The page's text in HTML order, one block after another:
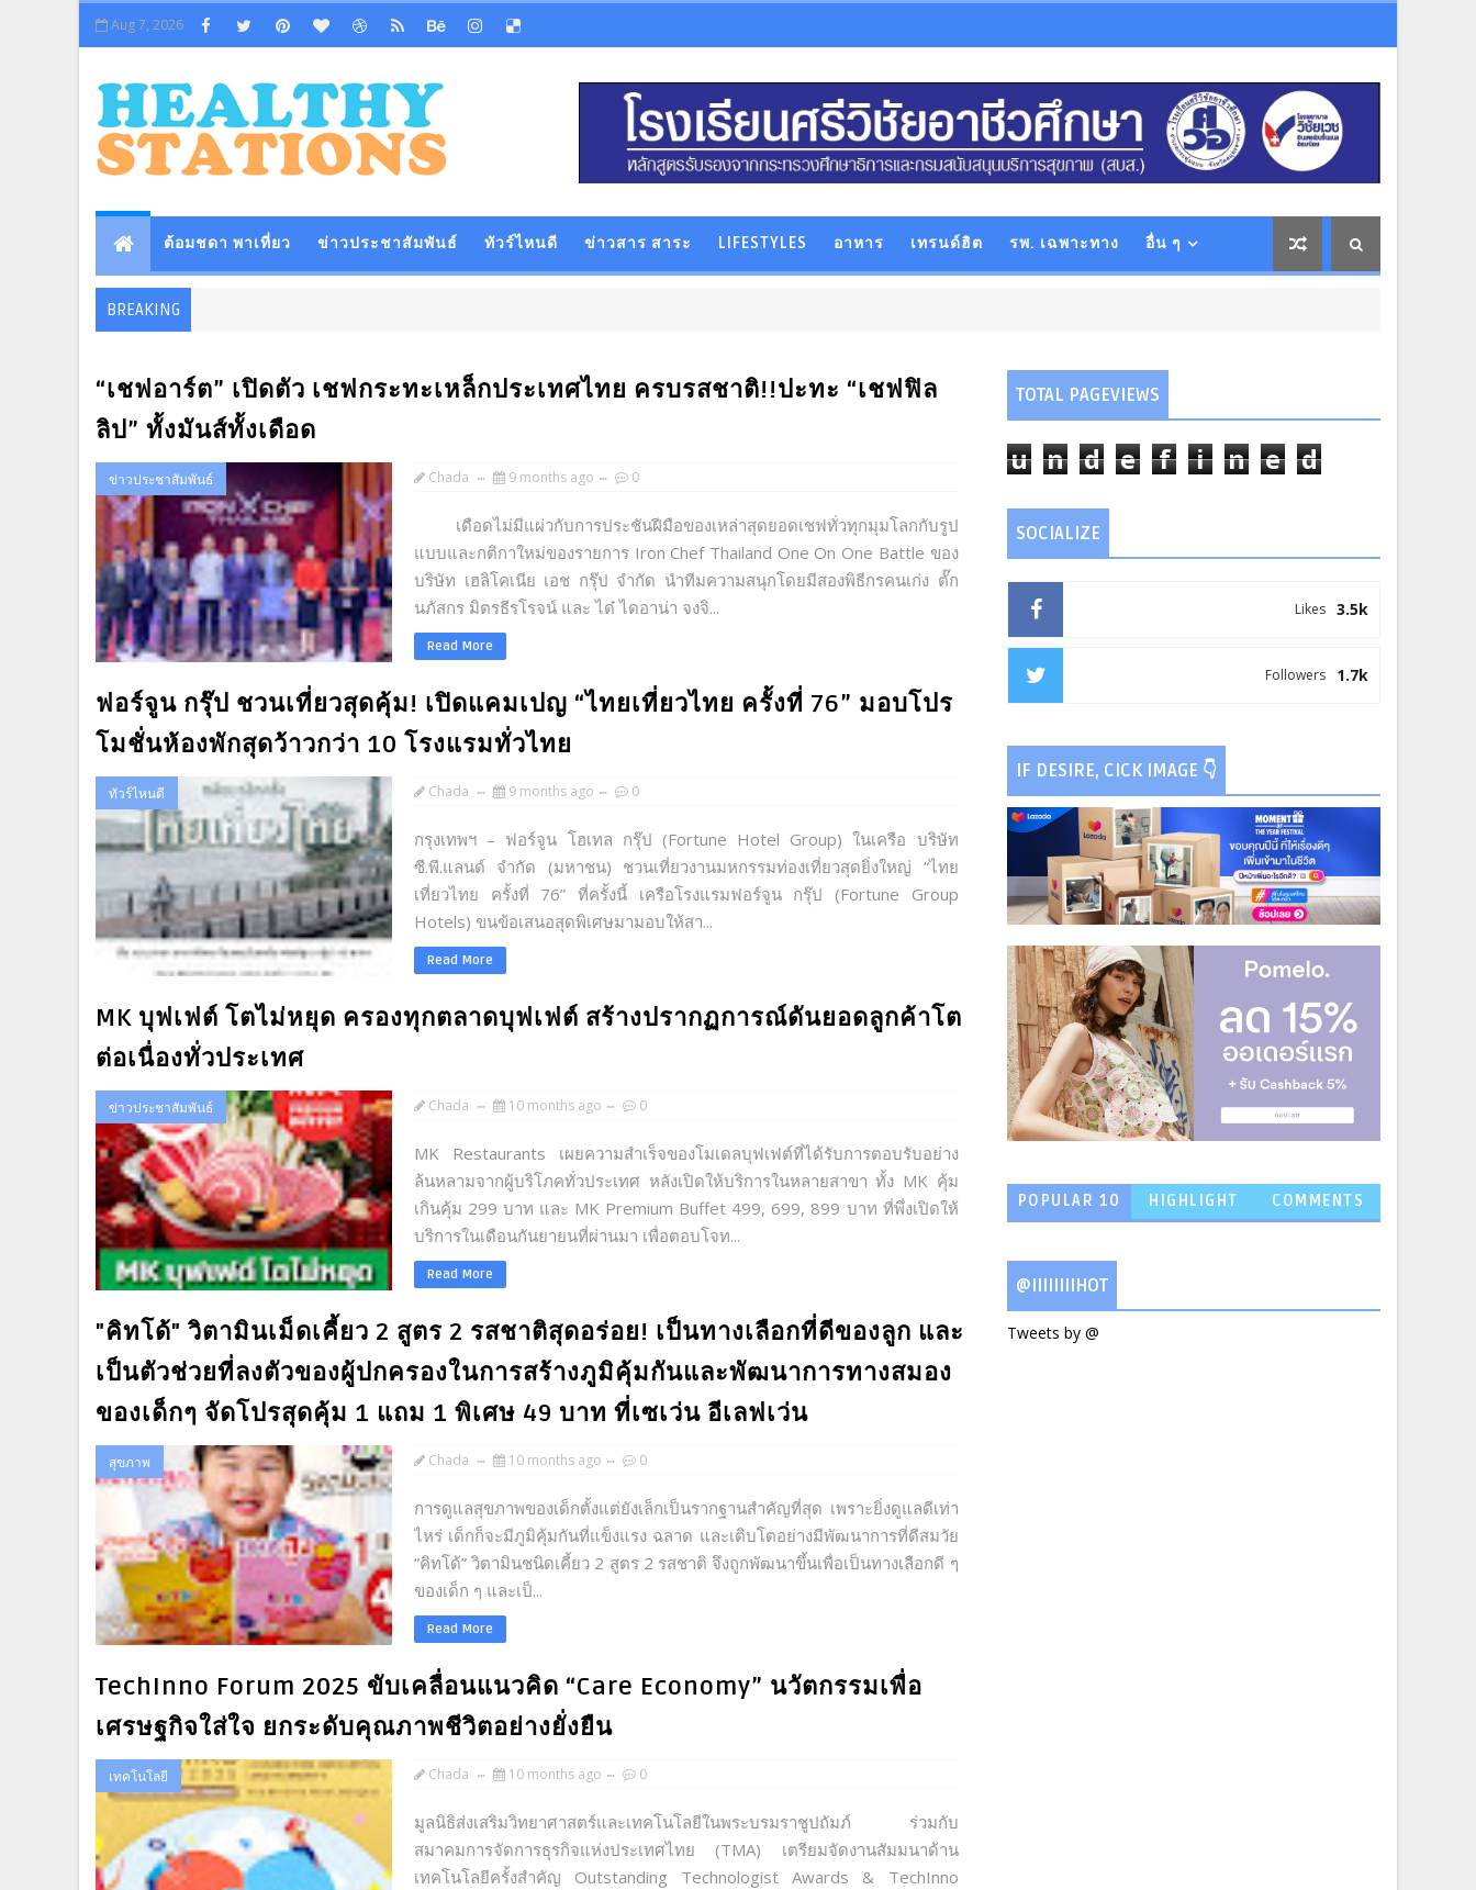
Aug 7, 2026
ต้อมชดา พาเที่ยว ข่าวประชาสัมพันธ์ ทัวร์ไหนดี ข่าวสาร สาระ LIFESTYLES อาหาร เทรนด์ฮิต รพ. เฉพาะทาง อื่น ๆ
BREAKING
“เชฟอาร์ต” เปิดตัว เชฟกระทะเหล็กประเทศไทย ครบรสชาติ!!ปะทะ “เชฟฟิล
ลิป” ทั้งมันส์ทั้งเดือด
ข่าวประชาสัมพันธ์ Chada 9 months ago 0
เดือดไม่มีแผ่วกับการประชันฝีมือของเหล่าสุดยอดเชฟทั่วทุกมุมโลกกับรูป
แบบและกติกาใหม่ของรายการ Iron Chef Thailand One On One Battle ของ
บริษัท เฮลิโคเนีย เอช กรุ๊ป จำกัด นำทีมความสนุกโดยมีสองพิธีกรคนเก่ง ตั๊ก
นภัสกร มิตรธีรโรจน์ และ ได๋ ไดอาน่า จงจิ...
Read More
ฟอร์จูน กรุ๊ป ชวนเที่ยวสุดคุ้ม! เปิดแคมเปญ “ไทยเที่ยวไทย ครั้งที่ 76” มอบโปร
โมชั่นห้องพักสุดว้าวกว่า 10 โรงแรมทั่วไทย
ทัวร์ไหนดี Chada 9 months ago 0
กรุงเทพฯ – ฟอร์จูน โฮเทล กรุ๊ป (Fortune Hotel Group) ในเครือ บริษัท
ซี.พี.แลนด์ จำกัด (มหาชน) ชวนเที่ยวงานมหกรรมท่องเที่ยวสุดยิ่งใหญ่ “ไทย
เที่ยวไทย ครั้งที่ 76” ที่ครั้งนี้ เครือโรงแรมฟอร์จูน กรุ๊ป (Fortune Group
Hotels) ขนข้อเสนอสุดพิเศษมามอบให้สา...
Read More
MK บุฟเฟต์ โตไม่หยุด ครองทุกตลาดบุฟเฟต์ สร้างปรากฏการณ์ดันยอดลูกค้าโต
ต่อเนื่องทั่วประเทศ
ข่าวประชาสัมพันธ์ Chada 10 months ago 0
MK Restaurants เผยความสำเร็จของโมเดลบุฟเฟต์ที่ได้รับการตอบรับอย่าง
ล้นหลามจากผู้บริโภคทั่วประเทศ หลังเปิดให้บริการในหลายสาขา ทั้ง MK คุ้ม
เกินคุ้ม 299 บาท และ MK Premium Buffet 499, 699, 899 บาท ที่พึ่งเปิดให้
บริการในเดือนกันยายนที่ผ่านมา เพื่อตอบโจท...
Read More
"คิทโด้" วิตามินเม็ดเคี้ยว 2 สูตร 2 รสชาติสุดอร่อย! เป็นทางเลือกที่ดีของลูก และ
เป็นตัวช่วยที่ลงตัวของผู้ปกครองในการสร้างภูมิคุ้มกันและพัฒนาการทางสมอง
ของเด็กๆ จัดโปรสุดคุ้ม 1 แถม 1 พิเศษ 49 บาท ที่เซเว่น อีเลฟเว่น
สุขภาพ Chada 10 months ago 0
การดูแลสุขภาพของเด็กตั้งแต่ยังเล็กเป็นรากฐานสำคัญที่สุด เพราะยิ่งดูแลดีเท่า
ไหร่ เด็กก็จะมีภูมิคุ้มกันที่แข็งแรง ฉลาด และเติบโตอย่างมีพัฒนาการที่ดีสมวัย
“คิทโด้” วิตามินชนิดเคี้ยว 2 สูตร 2 รสชาติ จึงถูกพัฒนาขึ้นเพื่อเป็นทางเลือกดี ๆ
ของเด็ก ๆ และเป็...
Read More
TechInno Forum 2025 ขับเคลื่อนแนวคิด “Care Economy” นวัตกรรมเพื่อ
เศรษฐกิจใส่ใจ ยกระดับคุณภาพชีวิตอย่างยั่งยืน
เทคโนโลยี Chada 10 months ago 0
มูลนิธิส่งเสริมวิทยาศาสตร์และเทคโนโลยีในพระบรมราชูปถัมภ์ ร่วมกับ
สมาคมการจัดการธุรกิจแห่งประเทศไทย (TMA) เตรียมจัดงานสัมมนาด้าน
เทคโนโลยีครั้งสำคัญ Outstanding Technologist Awards & TechInno
TOTAL PAGEVIEWS
u n d e f i n e d
SOCIALIZE
3.5k
Likes
1.7k
Followers
IF DESIRE, CICK IMAGE 👇
POPULAR 10
HIGHLIGHT
COMMENTS
@IIIIIIIIHOT
Tweets by @